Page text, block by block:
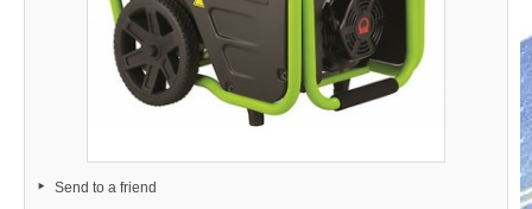
Send to a friend